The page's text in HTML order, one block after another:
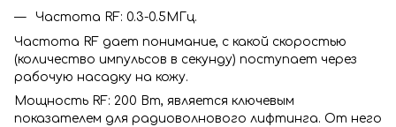
Частота RF: 0.3-0.5МГц.
Частота RF дает понимание, с какой скоростью
(количество импульсов в секунду) поступает через
рабочую насадку на кожу.
Мощность RF: 200 Вт, является ключевым
показателем для радиоволнового лифтинга. От него